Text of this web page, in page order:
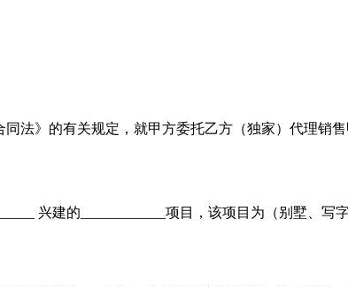
》的有关规定，就甲方委托乙方（独家）代理销售
兴建的____________项目，该项目为（别墅、写